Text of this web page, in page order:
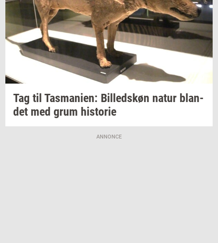
Tag til Tas­ma­ni­en: Bil­leds­køn natur blan­
det med grum hi­sto­rie
ANNONCE